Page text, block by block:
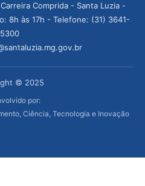
Comprida - Santa Luzia -
8h às 17h - Telefone: (31) 3641-
5300
© 2025
por:
Ciência, Tecnologia e Inovação